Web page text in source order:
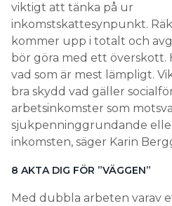
viktigt att tänka på ur
inkomstskattesynpunkt.
kommer upp i totalt och
bör göra med ett överskott.
vad som är mest lämpligt.
bra skydd vad gäller
arbetsinkomster som
sjukpenninggrundande
inkomsten, säger Karin
8 AKTA DIG FÖR ”VÄGGEN”
Med dubbla arbeten varav